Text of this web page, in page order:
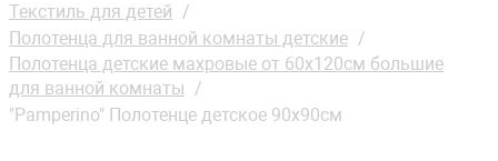
Текстиль для детей
Полотенца для ванной комнаты детские
Полотенца детские махровые от 60х120см большие
для ванной комнаты
"Pamperino" Полотенце детское 90х90см